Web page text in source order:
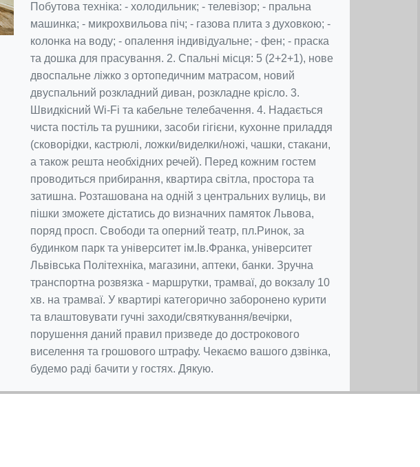
Побутова техніка: - холодильник; - телевізор; - пральна
машинка; - микрохвильова піч; - газова плита з духовкою; -
колонка на воду; - опалення індивідуальне; - фен; - праска
та дошка для прасування. 2. Спальні місця: 5 (2+2+1), нове
двоспальне ліжко з ортопедичним матрасом, новий
двуспальний розкладний диван, розкладне крісло. 3.
Швидкісний Wi-Fi та кабельне телебачення. 4. Надається
чиста постіль та рушники, засоби гігієни, кухонне приладдя
(сковорідки, кастрюлі, ложки/виделки/ножі, чашки, стакани,
а також решта необхідних речей). Перед кожним гостем
проводиться прибирання, квартира світла, простора та
затишна. Розташована на одній з центральних вулиць, ви
пішки зможете дістатись до визначних памяток Львова,
поряд просп. Свободи та оперний театр, пл.Ринок, за
будинком парк та університет ім.Ів.Франка, університет
Львівська Політехніка, магазини, аптеки, банки. Зручна
транспортна розвязка - маршрутки, трамваї, до вокзалу 10
хв. на трамваї. У квартирі категорично заборонено курити
та влаштовувати гучні заходи/святкування/вечірки,
порушення даний правил призведе до дострокового
виселення та грошового штрафу. Чекаємо вашого дзвінка,
будемо раді бачити у гостях. Дякую.